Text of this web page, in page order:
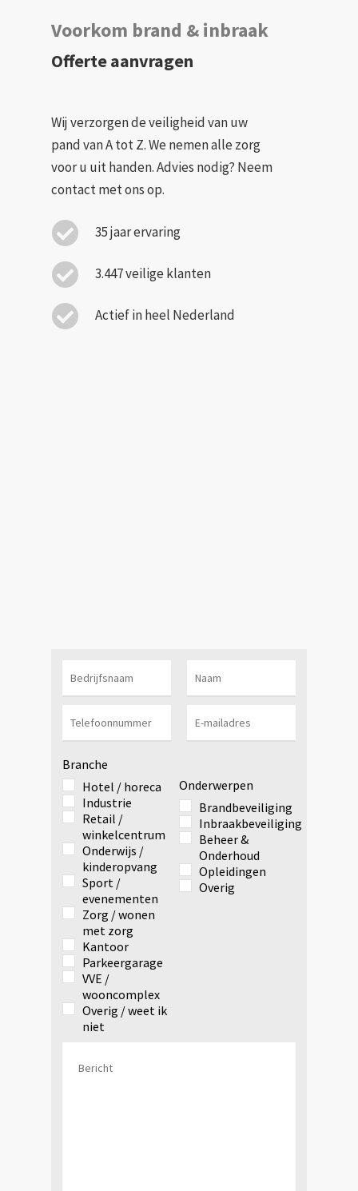
Voorkom brand & inbraak
Offerte aanvragen
Wij verzorgen de veiligheid van uw
pand van A tot Z. We nemen alle zorg
voor u uit handen. Advies nodig? Neem
contact met ons op.
35 jaar ervaring
3.447 veilige klanten
Actief in heel Nederland
Branche
Hotel / horeca
Industrie
Retail /
winkelcentrum
Onderwijs /
kinderopvang
Sport /
evenementen
Zorg / wonen
met zorg
Kantoor
Parkeergarage
VVE /
wooncomplex
Overig / weet ik
niet
Onderwerpen
Brandbeveiliging
Inbraakbeveiliging
Beheer &
Onderhoud
Opleidingen
Overig